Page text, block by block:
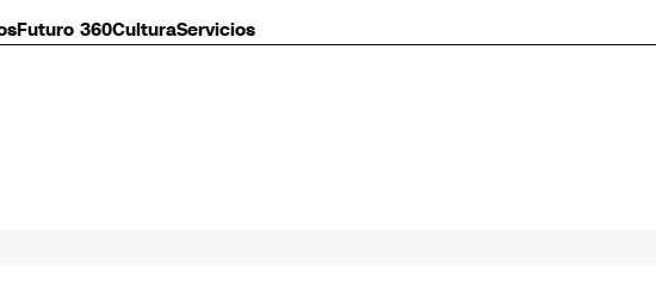
Futuro 360CulturaServicios